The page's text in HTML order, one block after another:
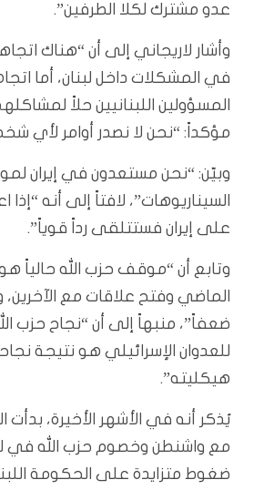
عدو مشترك لكلا الطرفين”.
وأشار لاريجاني إلى أن “هناك
في المشكلات داخل لبنان، أما
المسؤولين اللبنانيين حلاً
مؤكداً: “نحن لا نصدر أوامر لأي
وبيّن: “نحن مستعدون في إيران
السيناريوهات”، لافتاً إلى أنه “إذا
على إيران فستتلقى رداً قوياً”.
وتابع أن “موقف حزب الله
الماضي وفتح علاقات مع
ضعفاً”، منبهاً إلى أن “نجاح حزب
للعدوان الإسرائيلي هو نتيجة
هيكليته”.
يُذكر أنه في الأشهر الأخيرة، بدأت
مع واشنطن وخصوم حزب الله في
ضغوط متزايدة على الحكومة